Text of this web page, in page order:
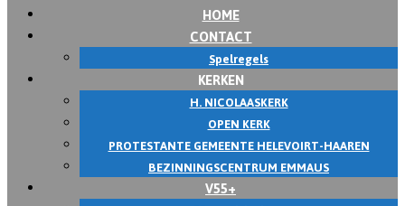
HOME
CONTACT
Spelregels
KERKEN
H. NICOLAASKERK
OPEN KERK
PROTESTANTE GEMEENTE HELEVOIRT-HAAREN
BEZINNINGSCENTRUM EMMAUS
V55+